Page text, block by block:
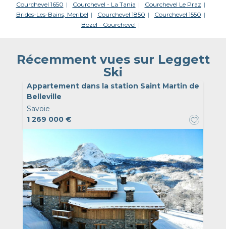
Courchevel 1650
Courchevel - La Tania
Courchevel Le Praz
Brides-Les-Bains, Meribel
Courchevel 1850
Courchevel 1550
Bozel - Courchevel
Récemment vues sur Leggett
Ski
Appartement dans la station Saint Martin de
Belleville
Savoie
1 269 000 €